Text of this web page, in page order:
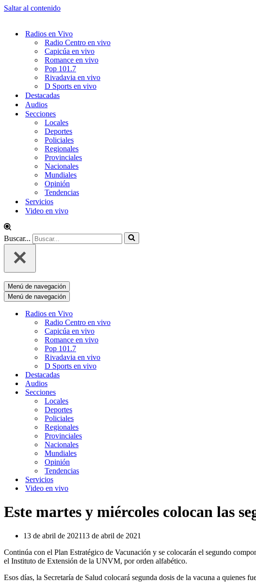
Saltar al contenido
Radios en Vivo
Radio Centro en vivo
Capicúa en vivo
Romance en vivo
Pop 101.7
Rivadavia en vivo
D Sports en vivo
Destacadas
Audios
Secciones
Locales
Deportes
Policiales
Regionales
Provinciales
Nacionales
Mundiales
Opinión
Tendencias
Servicios
Video en vivo
Buscar...
Menú de navegación
Menú de navegación
Radios en Vivo
Radio Centro en vivo
Capicúa en vivo
Romance en vivo
Pop 101.7
Rivadavia en vivo
D Sports en vivo
Destacadas
Audios
Secciones
Locales
Deportes
Policiales
Regionales
Provinciales
Nacionales
Mundiales
Opinión
Tendencias
Servicios
Video en vivo
Este martes y miércoles colocan las
13 de abril de 202113 de abril de 2021
Continúa con el Plan Estratégico de Vacunación y se colocarán el segundo
el Instituto de Extensión de la UNVM, por orden alfabético.
Esos días, la Secretaría de Salud colocará segunda dosis de la vacuna a quienes